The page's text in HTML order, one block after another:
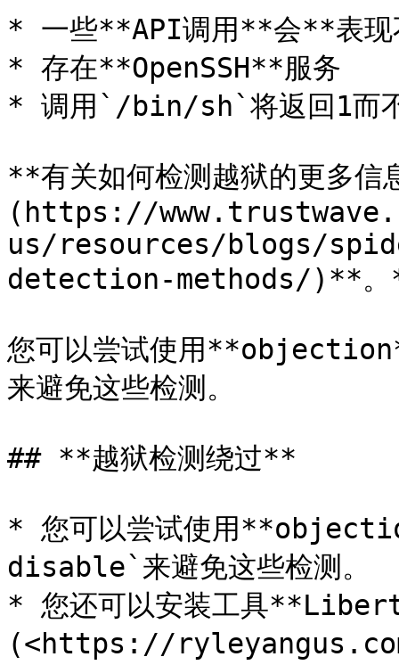
* 一些**API调用**会**表
* 存在**OpenSSH**服务
* 调用`/bin/sh`将返回1而
**有关如何检测越狱的更多
(https://
us/resources/blogs/
detection-methods/)**
您可以尝试使用
来避免这些检测。
## **越狱检测绕过**
* 您可以尝试使用
disable`来避免这些检测。
* 您还可以安装工具
(<https://